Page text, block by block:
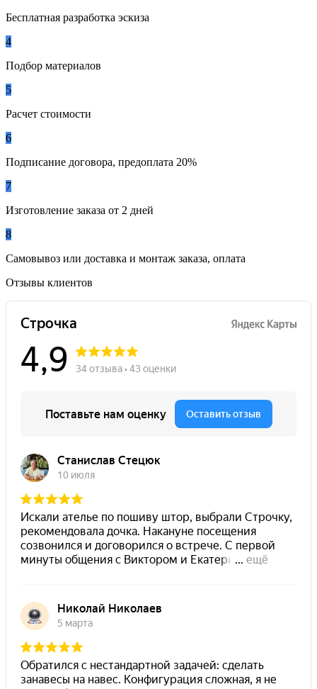
Бесплатная разработка эскиза
4
Подбор материалов
5
Расчет стоимости
6
Подписание договора, предоплата 20%
7
Изготовление заказа от 2 дней
8
Самовывоз или доставка и монтаж заказа, оплата
Отзывы клиентов